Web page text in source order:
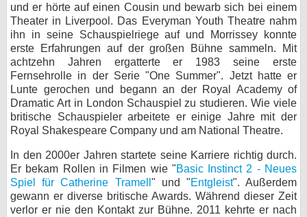
und er hörte auf einen Cousin und bewarb sich bei einem
Theater in Liverpool. Das Everyman Youth Theatre nahm
ihn in seine Schauspielriege auf und Morrissey konnte
erste Erfahrungen auf der großen Bühne sammeln. Mit
achtzehn Jahren ergatterte er 1983 seine erste
Fernsehrolle in der Serie "One Summer". Jetzt hatte er
Lunte gerochen und begann an der Royal Academy of
Dramatic Art in London Schauspiel zu studieren. Wie viele
britische Schauspieler arbeitete er einige Jahre mit der
Royal Shakespeare Company und am National Theatre.
In den 2000er Jahren startete seine Karriere richtig durch.
Er bekam Rollen in Filmen wie "Basic Instinct 2 - Neues
Spiel für Catherine Tramell " und "Entgleist". Außerdem
gewann er diverse britische Awards. Während dieser Zeit
verlor er nie den Kontakt zur Bühne. 2011 kehrte er nach
Impressum
Desktop-Ansicht
myFanbase